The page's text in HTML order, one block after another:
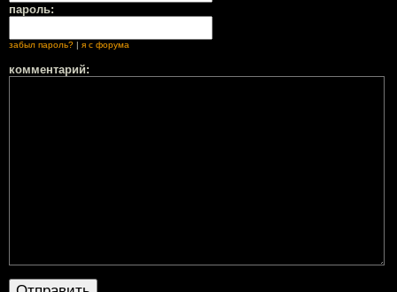
пароль:
забыл пароль? | я с форума
комментарий: